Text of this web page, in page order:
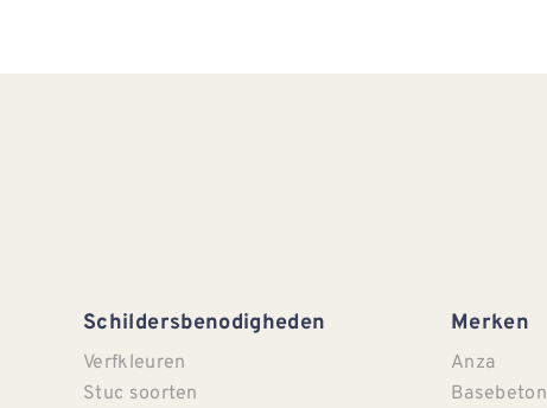
Schildersbenodigheden
Verfkleuren
Stuc soorten
Merken
Anza
Basebeton